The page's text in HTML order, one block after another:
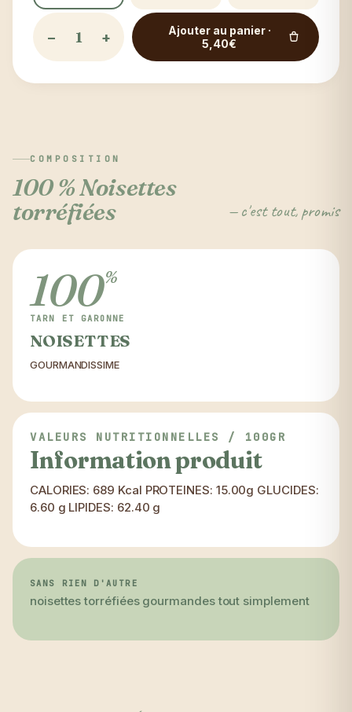
− +
Ajouter au panier ·
5,40€
COMPOSITION
100 % Noisettes
torréfiées
— c'est tout, promis
100%
TARN ET GARONNE
NOISETTES
GOURMANDISSIME
VALEURS NUTRITIONNELLES / 100GR
Information produit
CALORIES: 689 Kcal PROTEINES: 15.00g GLUCIDES:
6.60 g LIPIDES: 62.40 g
SANS RIEN D'AUTRE
noisettes torréfiées gourmandes tout simplement